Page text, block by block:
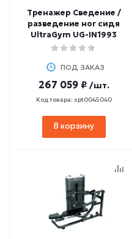
Тренажер Сведение /
разведение ног сидя
UltraGym UG-IN1993
ПОД ЗАКАЗ
267 059 ₽ /шт.
Код товара: spt0045040
В корзину